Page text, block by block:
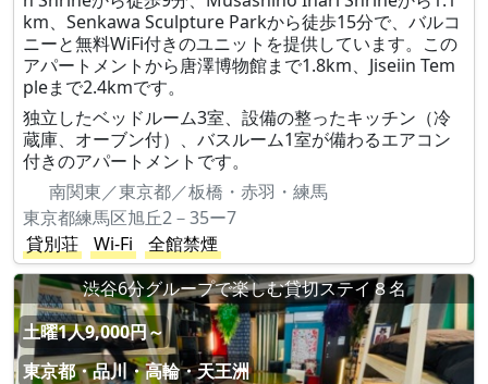
km、Senkawa Sculpture Parkから徒歩15分で、バルコ
ニーと無料WiFi付きのユニットを提供しています。この
アパートメントから唐澤博物館まで1.8km、Jiseiin Tem
pleまで2.4kmです。
独立したベッドルーム3室、設備の整ったキッチン（冷
蔵庫、オーブン付）、バスルーム1室が備わるエアコン
付きのアパートメントです。
南関東／東京都／板橋・赤羽・練馬
東京都練馬区旭丘2－35ー7
貸別荘
Wi-Fi
全館禁煙
渋谷6分グループで楽しむ貸切ステイ８名
土曜1人9,000円～
東京都・品川・高輪・天王洲